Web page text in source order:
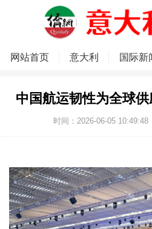
网站首页 意大利 国际新
中国航运韧性为全球
时间：2026-06-05 10:49:48